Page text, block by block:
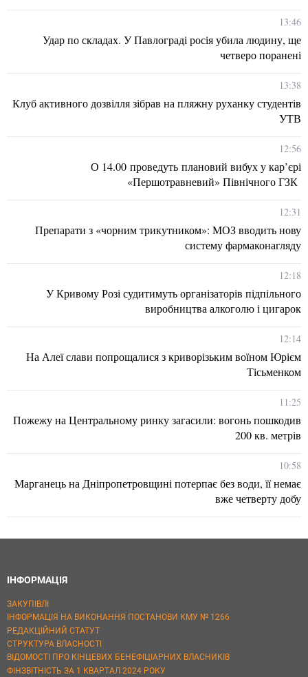
13:46
Удар по складах. У Павлограді росія убила людину, ще
четверо поранені
13:38
Клуб активного дозвілля зібрав на пляжну руханку студентів
УТВ
12:56
О 14.00 проведуть плановий вибух у кар’єрі
«Першотравневий» Північного ГЗК
12:31
Препарати з «чорним трикутником»: МОЗ вводить нову
систему фармаконагляду
12:18
У Кривому Розі судитимуть організаторів підпільного
виробництва алкоголю і цигарок
12:14
На Алеї слави попрощалися з криворізьким воїном Юрієм
Тісьменком
11:25
Пожежу на Центральному ринку загасили: вогонь пошкодив
200 кв. метрів
10:58
Марганець на Дніпропетровщині потерпає без води, її немає
вже четверту добу
ІНФОРМАЦІЯ
ЗАКУПІВЛІ
ІНФОРМАЦІЯ НА ВИКОНАННЯ ПОСТАНОВИ КМУ № 1266
РЕДАКЦІЙНИЙ СТАТУТ
СТРУКТУРА ВЛАСНОСТІ
ВІДОМОСТІ ПРО КІНЦЕВИХ БЕНЕФІЦІАРНИХ ВЛАСНИКІВ
ФІНЗВІТНІСТЬ ЗА 1 КВАРТАЛ 2024 РОКУ